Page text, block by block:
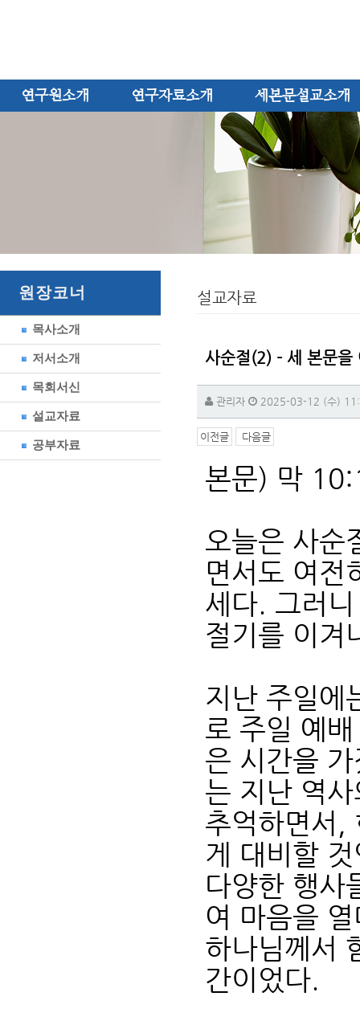
연구원소개 연구자료소개 세본문설교소개
원장코너
목사소개
저서소개
목회서신
설교자료
공부자료
설교자료
사순절(2) - 세 본문을
관리자 2025-03-12 (수)
이전글 다음글
본문) 막
오늘은 사순
면서도 여전
세다. 그러
절기를 이
지난 주일에
로 주일 예
은 시간을
는 지난 역
추억하면서,
게 대비할
다양한 행사
여 마음을
하나님께서
간이었다.